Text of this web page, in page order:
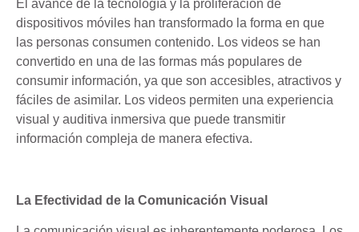
El avance de la tecnología y la proliferación de
dispositivos móviles han transformado la forma en que
las personas consumen contenido. Los videos se han
convertido en una de las formas más populares de
consumir información, ya que son accesibles, atractivos y
fáciles de asimilar. Los videos permiten una experiencia
visual y auditiva inmersiva que puede transmitir
información compleja de manera efectiva.
La Efectividad de la Comunicación Visual